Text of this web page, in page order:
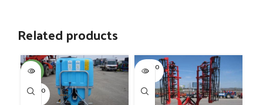
Related products
-4%
SOLD O
UT
SOLD O
UT